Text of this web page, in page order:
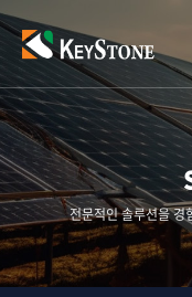
전문적인 솔루션을 경